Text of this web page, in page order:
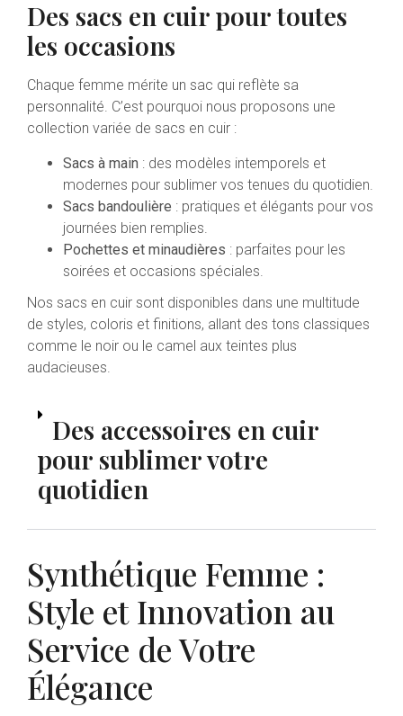
Des sacs en cuir pour toutes
les occasions
Chaque femme mérite un sac qui reflète sa
personnalité. C’est pourquoi nous proposons une
collection variée de sacs en cuir :
Sacs à main : des modèles intemporels et
modernes pour sublimer vos tenues du quotidien.
Sacs bandoulière : pratiques et élégants pour vos
journées bien remplies.
Pochettes et minaudières : parfaites pour les
soirées et occasions spéciales.
Nos sacs en cuir sont disponibles dans une multitude
de styles, coloris et finitions, allant des tons classiques
comme le noir ou le camel aux teintes plus
audacieuses.
Des accessoires en cuir
pour sublimer votre
quotidien
Synthétique Femme :
Style et Innovation au
Service de Votre
Élégance